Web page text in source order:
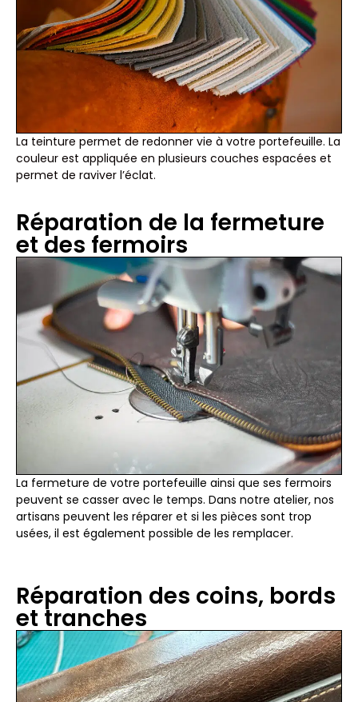
La teinture permet de redonner vie à votre portefeuille. La
couleur est appliquée en plusieurs couches espacées et
permet de raviver l’éclat.
Réparation de la fermeture
et des fermoirs
La fermeture de votre portefeuille ainsi que ses fermoirs
peuvent se casser avec le temps. Dans notre atelier, nos
artisans peuvent les réparer et si les pièces sont trop
usées, il est également possible de les remplacer.
Réparation des coins, bords
et tranches